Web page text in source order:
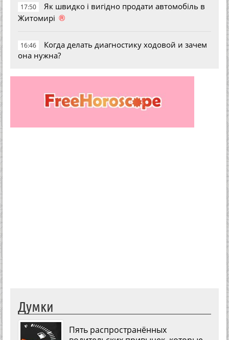
17:50
Як швидко і вигідно продати автомобіль в
Житомирі ®
16:46
Когда делать диагностику ходовой и зачем
она нужна?
Думки
Пять распространённых